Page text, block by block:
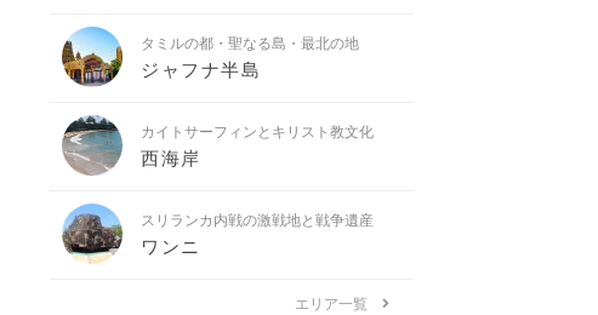
タミルの都・聖なる島・最北の地
ジャフナ半島
カイトサーフィンとキリスト教文化
西海岸
スリランカ内戦の激戦地と戦争遺産
ワンニ
エリア一覧